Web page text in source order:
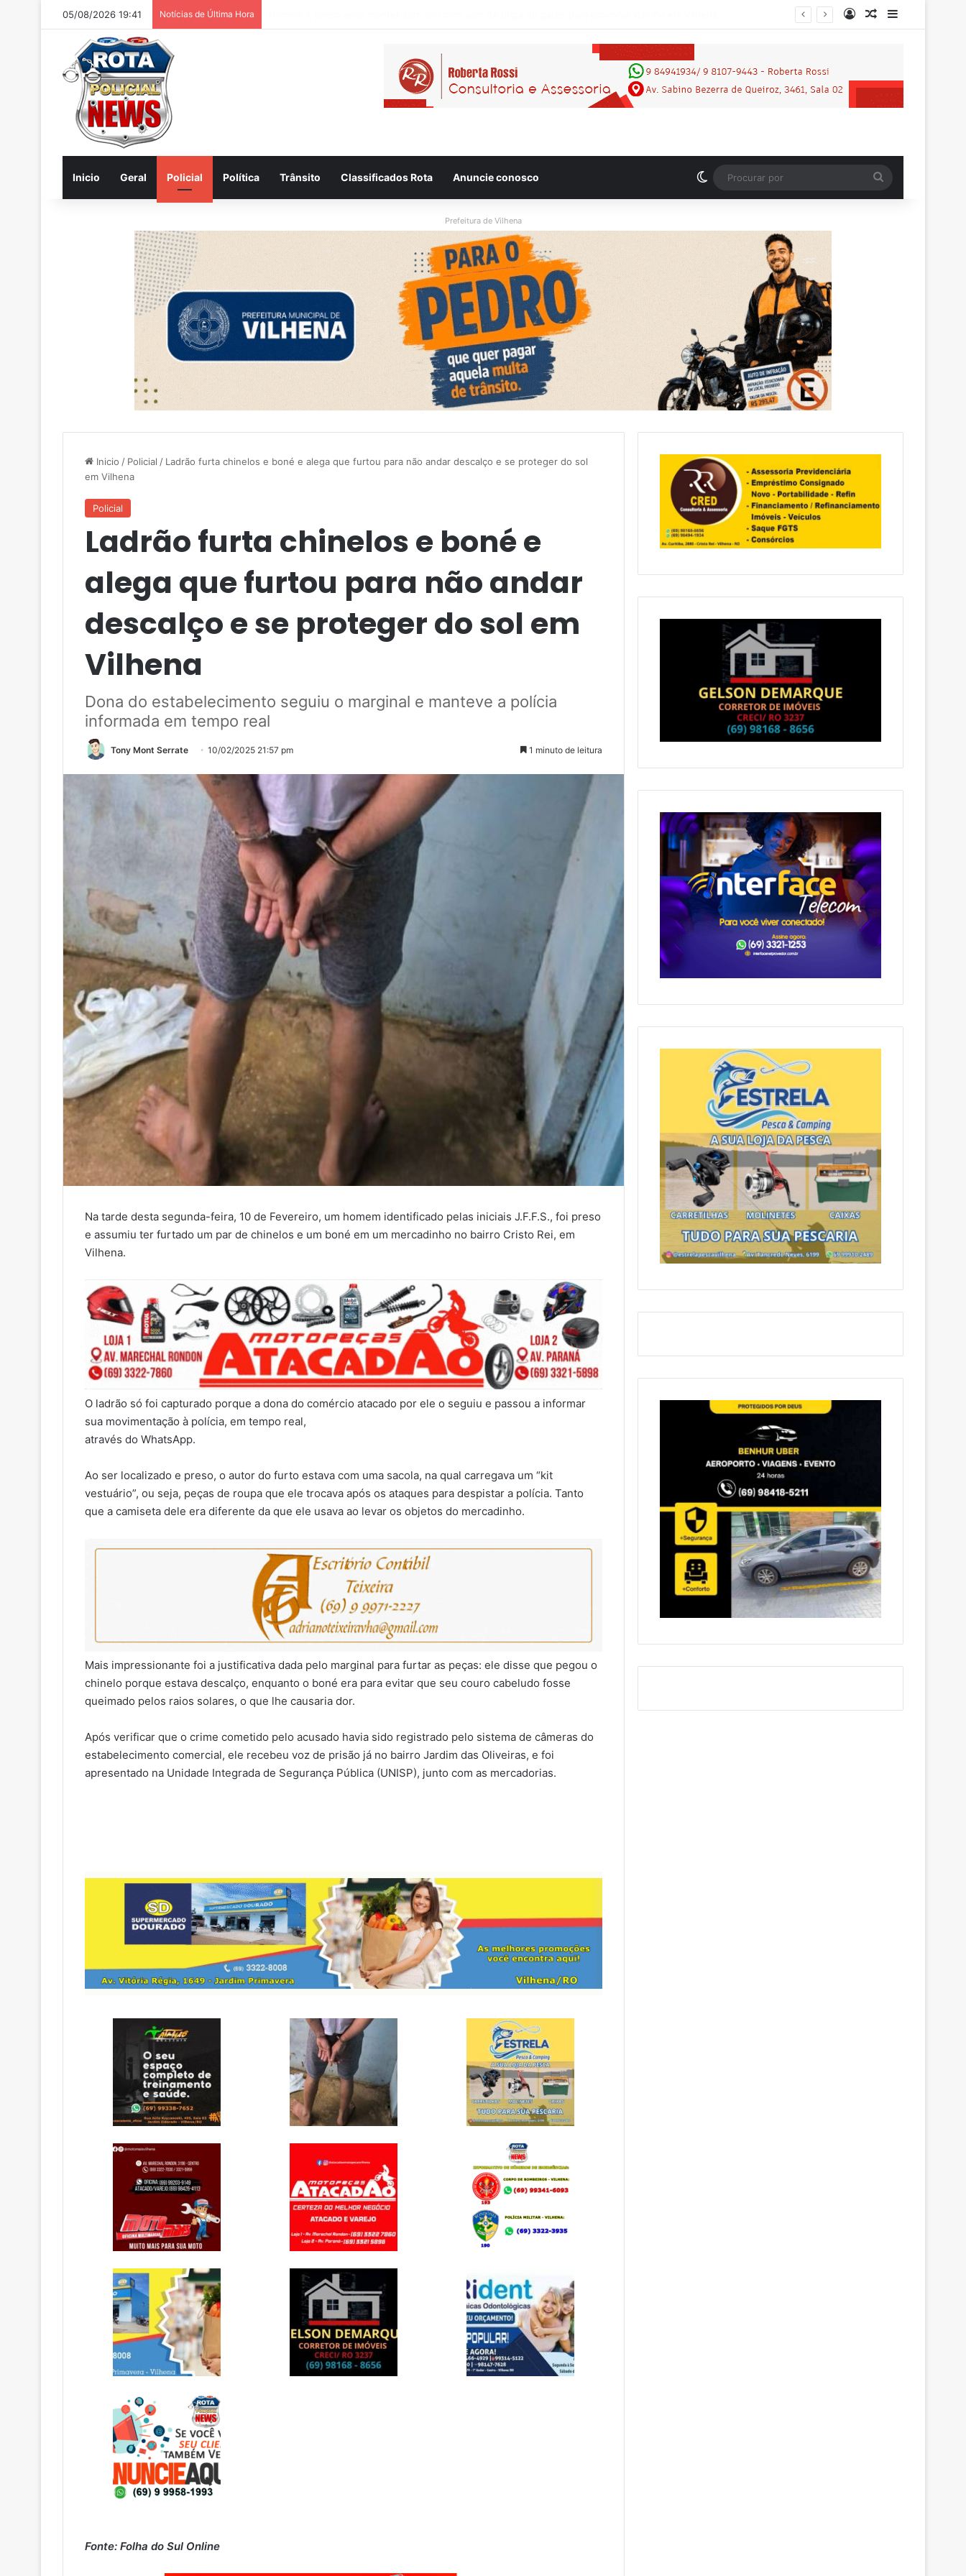
05/08/2026 19:41 Notícias de Última Hora EntrarArtigo aleatório
Inicio Geral Policial Política Trânsito Classificados Rota Anuncie conosco Switch skin
por
Prefeitura de Vilhena
Inicio / Policial / Ladrão furta chinelos e boné e alega que furtou para não andar descalço e se proteger do sol
em Vilhena
Policial
Ladrão furta chinelos e boné e
alega que furtou para não andar
descalço e se proteger do sol em
Vilhena
Dona do estabelecimento seguiu o marginal e manteve a polícia
informada em tempo real
Tony Mont Serrate 10/02/2025 21:57 pm 1 minuto de leitura
Na tarde desta segunda-feira, 10 de Fevereiro, um homem identificado pelas iniciais J.F.F.S., foi preso
e assumiu ter furtado um par de chinelos e um boné em um mercadinho no bairro Cristo Rei, em
Vilhena.
O ladrão só foi capturado porque a dona do comércio atacado por ele o seguiu e passou a informar
sua movimentação à polícia, em tempo real,
através do WhatsApp.
Ao ser localizado e preso, o autor do furto estava com uma sacola, na qual carregava um “kit
vestuário”, ou seja, peças de roupa que ele trocava após os ataques para despistar a polícia. Tanto
que a camiseta dele era diferente da que ele usava ao levar os objetos do mercadinho.
Mais impressionante foi a justificativa dada pelo marginal para furtar as peças: ele disse que pegou o
chinelo porque estava descalço, enquanto o boné era para evitar que seu couro cabeludo fosse
queimado pelos raios solares, o que lhe causaria dor.
Após verificar que o crime cometido pelo acusado havia sido registrado pelo sistema de câmeras do
estabelecimento comercial, ele recebeu voz de prisão já no bairro Jardim das Oliveiras, e foi
apresentado na Unidade Integrada de Segurança Pública (UNISP), junto com as mercadorias.
Fonte: Folha do Sul Online